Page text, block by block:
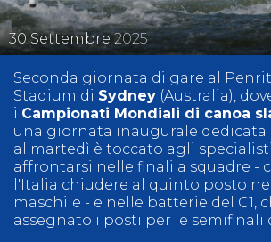
30Settembre2025
Seconda giornata di gare al
Stadium di Sydney (Australia),
i Campionati Mondiali di canoa
una giornata inaugurale dedicata
al martedì è toccato agli
affrontarsi nelle finali a squadre -
l'Italia chiudere al quinto posto
maschile - e nelle batterie del C1,
assegnato i posti per le semifinali